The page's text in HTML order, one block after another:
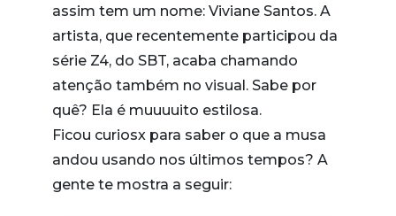
assim tem um nome: Viviane Santos. A
artista, que recentemente participou da
série Z4, do SBT, acaba chamando
atenção também no visual. Sabe por
quê? Ela é muuuuito estilosa.
Ficou curiosx para saber o que a musa
andou usando nos últimos tempos? A
gente te mostra a seguir: